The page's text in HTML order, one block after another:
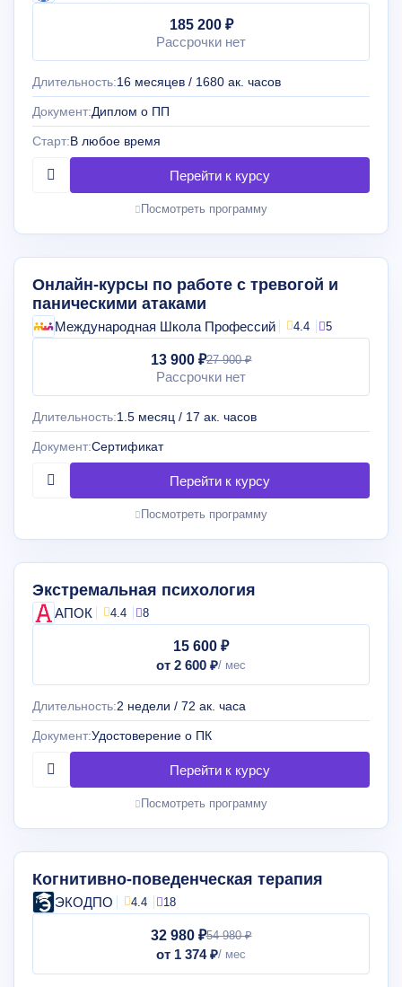
185 200 ₽
Рассрочки нет
Длительность:16 месяцев / 1680 ак. часов
Документ:Диплом о ПП
Старт:В любое время
Посмотреть программу
Онлайн-курсы по работе с тревогой и
паническими атаками
Международная Школа Профессий 4.4 5
13 900 ₽27 900 ₽
Рассрочки нет
Длительность:1.5 месяц / 17 ак. часов
Документ:Сертификат
Посмотреть программу
Экстремальная психология
АПОК 4.4 8
15 600 ₽
от 2 600 ₽
Длительность:2 недели / 72 ак. часа
Документ:Удостоверение о ПК
Посмотреть программу
Когнитивно-поведенческая терапия
ЭКОДПО 4.4 18
32 980 ₽54 980 ₽
от 1 374 ₽